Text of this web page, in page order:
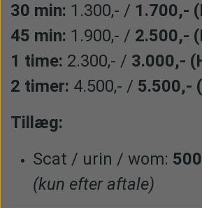
30 min: 1.300,- / 1.700,-
45 min: 1.900,- / 2.500,-
1 time: 2.300,- / 3.000,-
2 timer: 4.500,- / 5.500,-
Tillæg:
Scat / urin / wom:
(kun efter aftale)